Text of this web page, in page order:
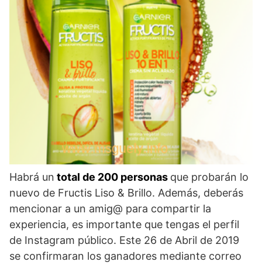
Habrá un total de 200 personas que probarán lo
nuevo de Fructis Liso & Brillo. Además, deberás
mencionar a un amig@ para compartir la
experiencia, es importante que tengas el perfil
de Instagram público. Este 26 de Abril de 2019
se confirmaran los ganadores mediante correo